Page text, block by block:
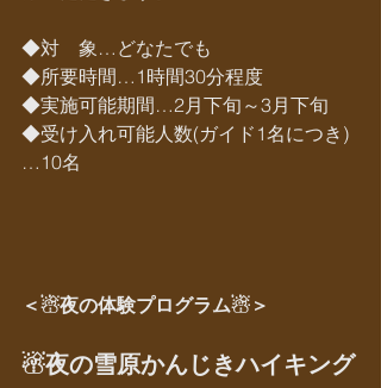
◆対　象…どなたでも
◆所要時間…1時間30分程度
◆実施可能期間…2月下旬～3月下旬
◆受け入れ可能人数(ガイド1名につき)
…10名
＜☃夜の体験プログラム☃＞
☃夜の雪原かんじきハイキング